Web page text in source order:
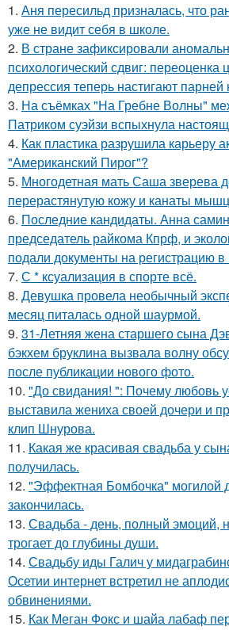
1. Аня пересильд призналась, что
уже не видит себя в школе.
2. В стране зафиксировали
психологический сдвиг: переоценка
депрессия теперь настигают
3. На съёмках "На Гребне Волны"
Патриком суэйзи вспыхнула
4. Как пластика разрушила карьеру
"Американский Пирог"?
5. Многодетная мать Саша зверева
перерастянутую кожу и канаты
6. Последние кандидаты. Анна
председатель райкома Кпрф, и
подали документы на регистрацию в
7. С * ксуализация в спорте всё.
8. Девушка провела необычный
месяц питалась одной шаурмой.
9. 31-Летняя жена старшего сына
бэкхем бруклина вызвала волну
после публикации нового фото.
10. "До свидания! ": Почему любовь
выставила жениха своей дочери и
клип Шнурова.
11. Какая же красивая свадьба у
получилась.
12. "Эффектная Бомбочка" могилой
закончилась.
13. Свадьба - день, полный эмоций,
трогает до глубины души.
14. Свадьбу иды Галич у
Осетии интернет встретил не
обвинениями.
15. Как Меган Фокс и шайа лабаф